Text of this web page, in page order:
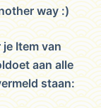
way :)
je Item van
aan alle
staan: